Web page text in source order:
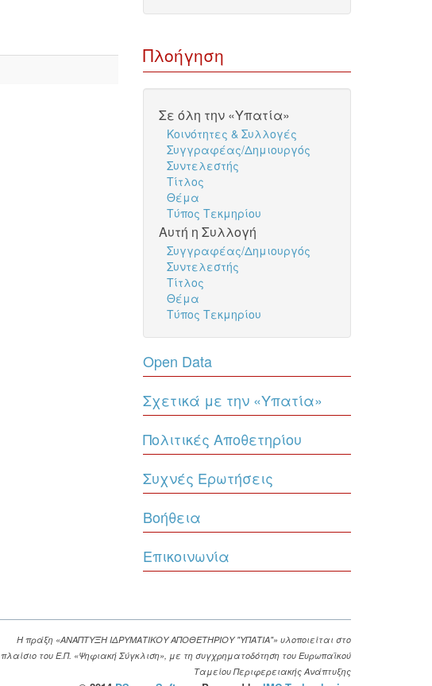
Πλοήγηση
Σε όλη την «Υπατία»
Κοινότητες & Συλλογές
Συγγραφέας/Δημιουργός
Συντελεστής
Τίτλος
Θέμα
Τύπος Τεκμηρίου
Αυτή η Συλλογή
Συγγραφέας/Δημιουργός
Συντελεστής
Τίτλος
Θέμα
Τύπος Τεκμηρίου
Open Data
Σχετικά με την «Υπατία»
Πολιτικές Αποθετηρίου
Συχνές Ερωτήσεις
Βοήθεια
Επικοινωνία
Η πράξη «ΑΝΑΠΤΥΞΗ ΙΔΡΥΜΑΤΙΚΟΥ ΑΠΟΘΕΤΗΡΙΟΥ "ΥΠΑΤΙΑ"» υλοποιείται στο
πλαίσιο του Ε.Π. «Ψηφιακή Σύγκλιση», με τη συγχρηματοδότηση του Ευρωπαϊκού
Ταμείου Περιφερειακής Ανάπτυξης